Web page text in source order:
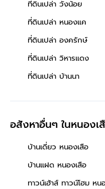
ที่ดินเปล่า วังน้อย
ที่ดินเปล่า หนองแค
ที่ดินเปล่า องครักษ์
ที่ดินเปล่า วิหารแดง
ที่ดินเปล่า บ้านนา
อสังหาอื่นๆในหนองเ
บ้านเดี่ยว หนองเสือ
บ้านแฝด หนองเสือ
ทาวน์เฮ้าส์ ทาวน์โฮม หน